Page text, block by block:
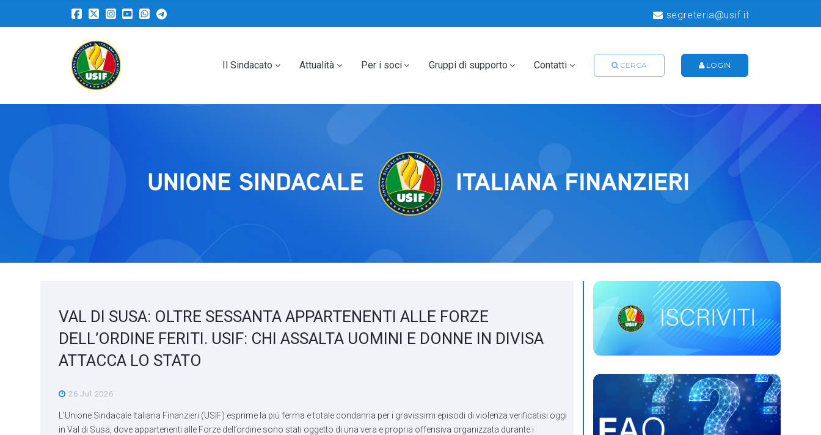
segreteria@usif.it
Il Sindacato Attualità Per i soci Gruppi di supporto Contatti CERCA LOGIN
VAL DI SUSA: OLTRE SESSANTA APPARTENENTI ALLE FORZE
DELL’ORDINE FERITI. USIF: CHI ASSALTA UOMINI E DONNE IN DIVISA
ATTACCA LO STATO
26 Jul 2026
L’Unione Sindacale Italiana Finanzieri (USIF) esprime la più ferma e totale condanna per i gravissimi episodi di violenza verificatisi oggi
in Val di Susa, dove appartenenti alle Forze dell’ordine sono stati oggetto di una vera e propria offensiva organizzata durante i